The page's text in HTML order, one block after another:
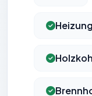
Heizung